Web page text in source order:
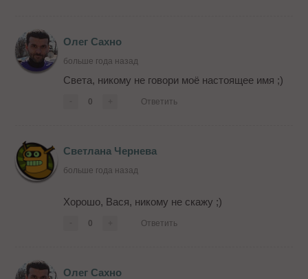
Олег Сахно
больше года назад
Света, никому не говори моё настоящее имя ;)
0 Ответить
Светлана Чернева
больше года назад
Хорошо, Вася, никому не скажу ;)
0 Ответить
Олег Сахно